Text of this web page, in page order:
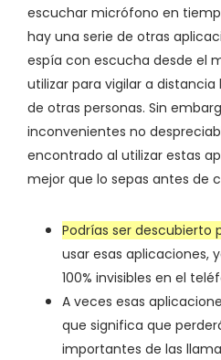
escuchar micrófono en
hay una serie de otras
espía con escucha desde el
utilizar para vigilar a
de otras personas. Sin
inconvenientes no
encontrado al utilizar estas
mejor que lo sepas antes de
Podrías ser descubierto
usar esas aplicaciones,
100% invisibles en el
A veces esas
que significa que
importantes de las